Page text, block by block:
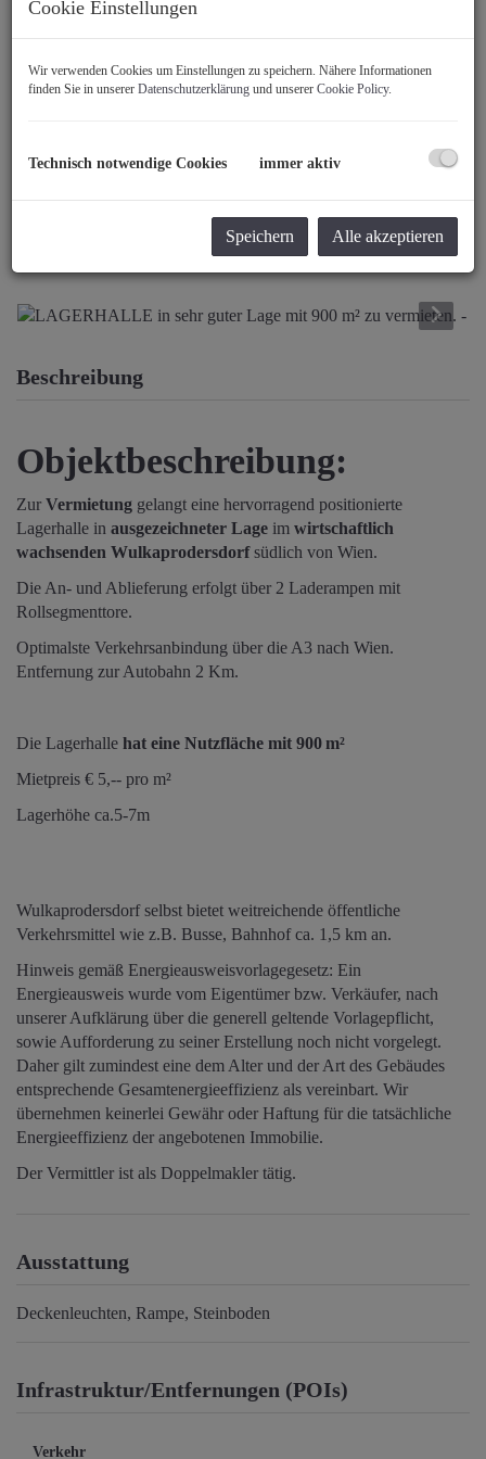
Beschreibung
Objektbeschreibung:
Zur Vermietung gelangt eine hervorragend positionierte
Lagerhalle in ausgezeichneter Lage im wirtschaftlich
wachsenden Wulkaprodersdorfsüdlich von Wien.
Die An- und Ablieferung erfolgt über 2 Laderampen mit
Rollsegmenttore.
Optimalste Verkehrsanbindung über die A3 nach Wien.
Entfernung zur Autobahn 2 Km.
Die Lagerhalle hat eine Nutzfläche mit 900 m²
Mietpreis € 5,-- pro m²
Lagerhöhe ca.5-7m
Wulkaprodersdorf selbst bietet weitreichende öffentliche
Verkehrsmittel wie z.B. Busse, Bahnhof ca. 1,5 km an.
Hinweis gemäß Energieausweisvorlagegesetz: Ein
Energieausweis wurde vom Eigentümer bzw. Verkäufer, nach
unserer Aufklärung über die generell geltende Vorlagepflicht,
sowie Aufforderung zu seiner Erstellung noch nicht vorgelegt.
Daher gilt zumindest eine dem Alter und der Art des Gebäudes
entsprechende Gesamtenergieeffizienz als vereinbart. Wir
übernehmen keinerlei Gewähr oder Haftung für die tatsächliche
Energieeffizienz der angebotenen Immobilie.
Der Vermittler ist als Doppelmakler tätig.
Ausstattung
Deckenleuchten Rampe Steinboden
Infrastruktur/Entfernungen (POIs)
Verkehr
Cookie Einstellungen
Wir verwenden Cookies um Einstellungen zu speichern. Nähere Informationen
finden Sie in unserer Datenschutzerklärung und unserer Cookie Policy.
Technisch notwendige Cookies immer aktiv
Speichern Alle akzeptieren